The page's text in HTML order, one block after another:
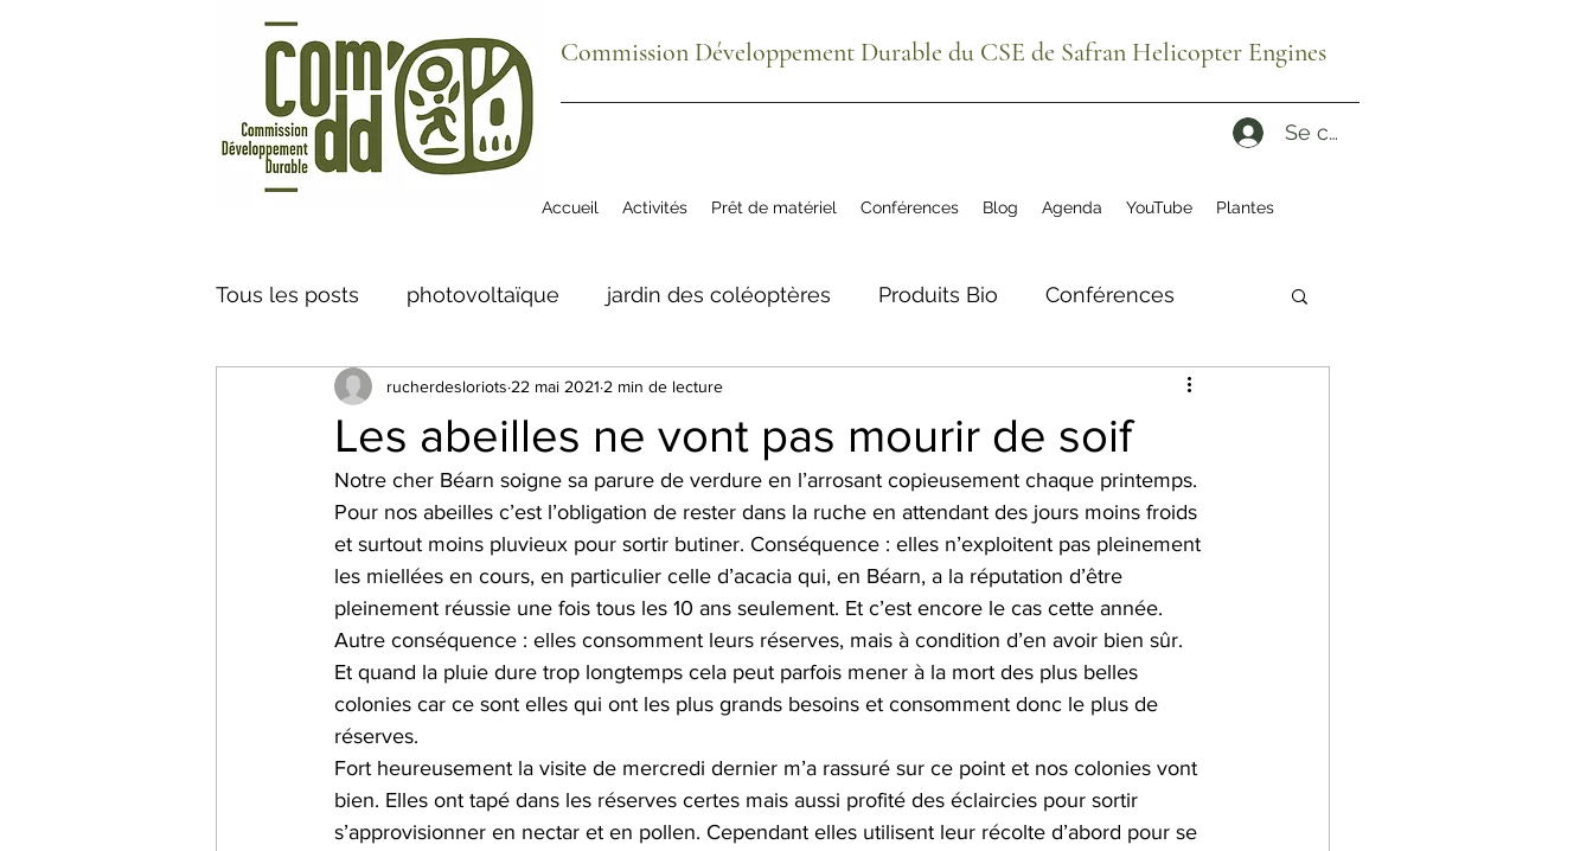
Se connecter
Accueil Activités Prêt de matériel Conférences Blog Agenda YouTube Plantes
Commission Développement Durable du CSE de Safran Helicopter Engines
Tous les posts photovoltaïque jardin des coléoptères Produits Bio Conférences
Vélo à Assistance Electrique agenda plantes comestibles ruches
caméra thermique Centre aéré Meillon La Grange du Bio Téléphones reconditionnés
Impact carbone alimentation LowTech & Domotique Arbres Atelier Cuisine
Jumelles informations PC réformés Espace Nature Biodiversité dans l'entreprise
Les abeilles ne vont pas mourir de soif
rucherdesloriots 22 mai 2021 2 min de lecture
Notre cher Béarn soigne sa parure de verdure en l’arrosant copieusement chaque printemps.
Pour nos abeilles c’est l’obligation de rester dans la ruche en attendant des jours moins froids
et surtout moins pluvieux pour sortir butiner. Conséquence : elles n’exploitent pas pleinement
les miellées en cours, en particulier celle d’acacia qui, en Béarn, a la réputation d’être
pleinement réussie une fois tous les 10 ans seulement. Et c’est encore le cas cette année.
Autre conséquence : elles consomment leurs réserves, mais à condition d’en avoir bien sûr.
Et quand la pluie dure trop longtemps cela peut parfois mener à la mort des plus belles
colonies car ce sont elles qui ont les plus grands besoins et consomment donc le plus de
réserves.
Fort heureusement la visite de mercredi dernier m’a rassuré sur ce point et nos colonies vont
bien. Elles ont tapé dans les réserves certes mais aussi profité des éclaircies pour sortir
s’approvisionner en nectar et en pollen. Cependant elles utilisent leur récolte d’abord pour se